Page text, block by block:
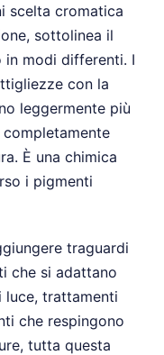
scelta cromatica
sottolinea il
in modi differenti. I
con la
leggermente più
È una chimica
i pigmenti
traguardi
che si adattano
luce, trattamenti
che respingono
tutta questa